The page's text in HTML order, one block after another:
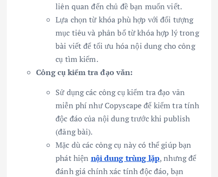
liên quan đến chủ đề bạn muốn viết.
Lựa chọn từ khóa phù hợp với đối tượng
mục tiêu và phân bổ từ khóa hợp lý trong
bài viết để tối ưu hóa nội dung cho công
cụ tìm kiếm.
Công cụ kiểm tra đạo văn:
Sử dụng các công cụ kiểm tra đạo văn
miễn phí như Copyscape để kiểm tra tính
độc đáo của nội dung trước khi publish
(đăng bài).
Mặc dù các công cụ này có thể giúp bạn
phát hiện nội dung trùng lặp, nhưng để
đánh giá chính xác tính độc đáo, bạn